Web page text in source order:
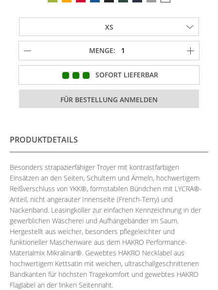
MENGE:
SOFORT LIEFERBAR
PRODUKTDETAILS
Besonders strapazierfähiger Troyer mit kontrastfarbigen
Einsätzen an den Seiten, Schultern und Ärmeln, hochwertigem
Reißverschluss von YKK®, formstabilen Bündchen mit LYCRA®-
Anteil, nicht angerauter Innenseite (French-Terry) und
Nackenband. Leasingkoller zur einfachen Kennzeichnung in der
gewerblichen Wäscherei und Aufhängebänder im Saum.
Hergestellt aus weicher, besonders pflegeleichter und
funktioneller Maschenware aus dem HAKRO Performance-
Materialmix Mikralinar®. Gewebtes HAKRO Necklabel aus
hochwertigem Kettsatin mit weichen, ultraschallgeschnittenen
Bandkanten für höchsten Tragekomfort und gewebtes HAKRO
Flaglabel an der linken Seitennaht.